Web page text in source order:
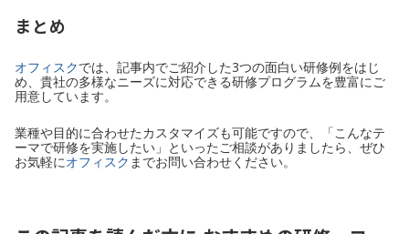
まとめ
オフィスクでは、記事内でご紹介した3つの面白い研修例をはじ
め、貴社の多様なニーズに対応できる研修プログラムを豊富にご
用意しています。
業種や目的に合わせたカスタマイズも可能ですので、「こんなテ
ーマで研修を実施したい」といったご相談がありましたら、ぜひ
お気軽にオフィスク までお問い合わせください。